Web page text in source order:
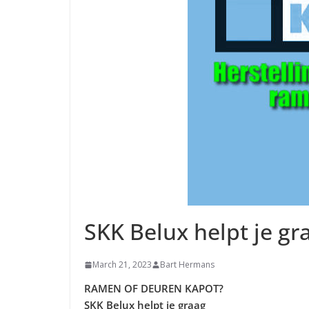
SKK Belux helpt je
March 21, 2023 Bart Hermans
RAMEN OF DEUREN KAPOT?
SKK Belux helpt je graag